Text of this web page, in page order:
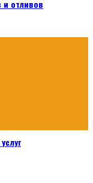
и отливов